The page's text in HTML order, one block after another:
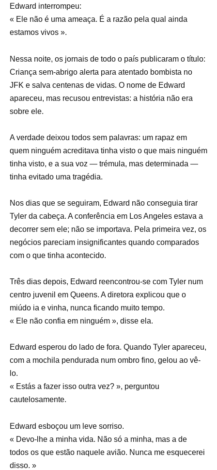
Edward interrompeu:
« Ele não é uma ameaça. É a razão pela qual ainda
estamos vivos ».
Nessa noite, os jornais de todo o país publicaram o título:
Criança sem-abrigo alerta para atentado bombista no
JFK e salva centenas de vidas. O nome de Edward
apareceu, mas recusou entrevistas: a história não era
sobre ele.
A verdade deixou todos sem palavras: um rapaz em
quem ninguém acreditava tinha visto o que mais ninguém
tinha visto, e a sua voz — trémula, mas determinada —
tinha evitado uma tragédia.
Nos dias que se seguiram, Edward não conseguia tirar
Tyler da cabeça. A conferência em Los Angeles estava a
decorrer sem ele; não se importava. Pela primeira vez, os
negócios pareciam insignificantes quando comparados
com o que tinha acontecido.
Três dias depois, Edward reencontrou-se com Tyler num
centro juvenil em Queens. A diretora explicou que o
miúdo ia e vinha, nunca ficando muito tempo.
« Ele não confia em ninguém », disse ela.
Edward esperou do lado de fora. Quando Tyler apareceu,
com a mochila pendurada num ombro fino, gelou ao vê-
lo.
« Estás a fazer isso outra vez? », perguntou
cautelosamente.
Edward esboçou um leve sorriso.
« Devo-lhe a minha vida. Não só a minha, mas a de
todos os que estão naquele avião. Nunca me esquecerei
disso. »